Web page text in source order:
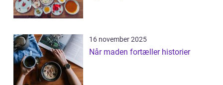
16 november 2025
Når maden fortæller historier